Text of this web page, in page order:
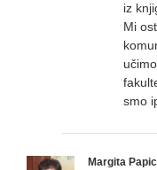
iz
Mi
smo
Margita